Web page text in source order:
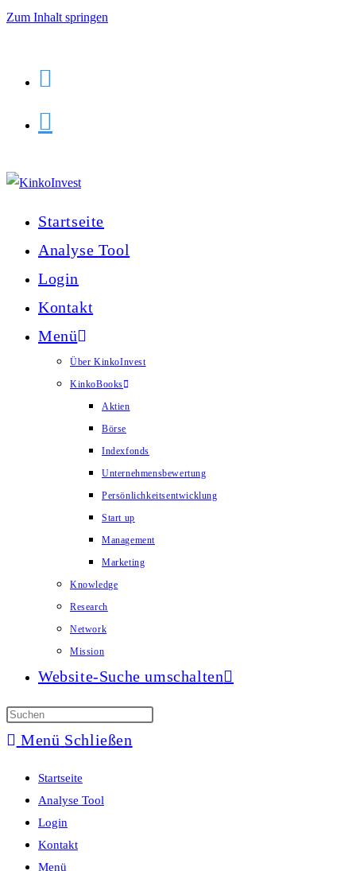
Zum Inhalt springen
Startseite
Analyse Tool
Login
Kontakt
Menü
Über KinkoInvest
KinkoBooks
Aktien
Börse
Indexfonds
Unternehmensbewertung
Persönlichkeitsentwicklung
Start up
Management
Marketing
Knowledge
Research
Network
Mission
Website-Suche umschalten
Menü Schließen
Startseite
Analyse Tool
Login
Kontakt
Menü